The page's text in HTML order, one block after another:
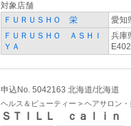
対象店舗
ＦＵＲＵＳＨＯ 栄
愛知
ＦＵＲＵＳＨＯ ＡＳＨＩ
ＹＡ
兵庫
E402
申込No. 5042163 北海道/北海道
ヘルス＆ビューティー > ヘアサロン
ＳＴＩＬＬ ｃａｌｉｎ